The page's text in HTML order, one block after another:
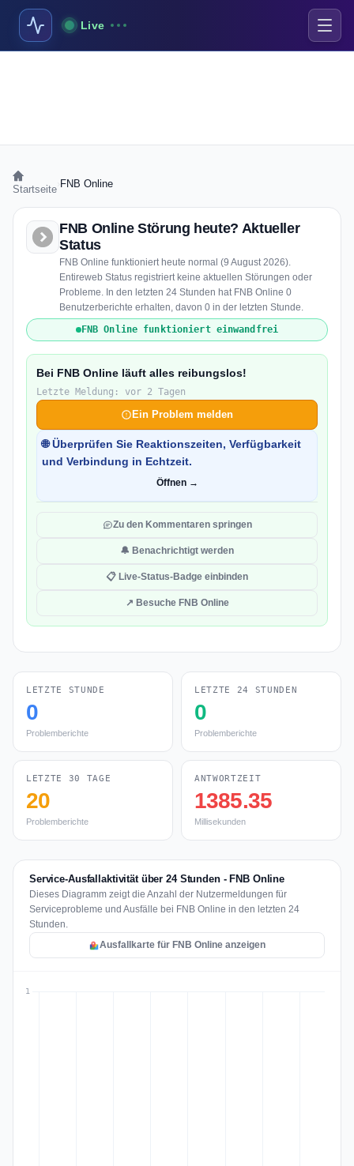
Live
Startseite FNB Online
FNB Online Störung heute? Aktueller
Status
FNB Online funktioniert heute normal (9 August 2026).
Entireweb Status registriert keine aktuellen Störungen oder
Probleme. In den letzten 24 Stunden hat FNB Online 0
Benutzerberichte erhalten, davon 0 in der letzten Stunde.
FNB Online funktioniert einwandfrei
Bei FNB Online läuft alles reibungslos!
Letzte Meldung: vor 2 Tagen
Ein Problem melden
🌐 Überprüfen Sie Reaktionszeiten, Verfügbarkeit
und Verbindung in Echtzeit.
Öffnen →
Zu den Kommentaren springen
🔔 Benachrichtigt werden
📋 Live-Status-Badge einbinden
↗ Besuche FNB Online
LETZTE STUNDE
0
Problemberichte
LETZTE 24 STUNDEN
0
Problemberichte
LETZTE 30 TAGE
20
Problemberichte
ANTWORTZEIT
1385.35
Millisekunden
Service-Ausfallaktivität über 24 Stunden - FNB Online
Dieses Diagramm zeigt die Anzahl der Nutzermeldungen für
Serviceprobleme und Ausfälle bei FNB Online in den letzten 24
Stunden.
Ausfallkarte für FNB Online anzeigen